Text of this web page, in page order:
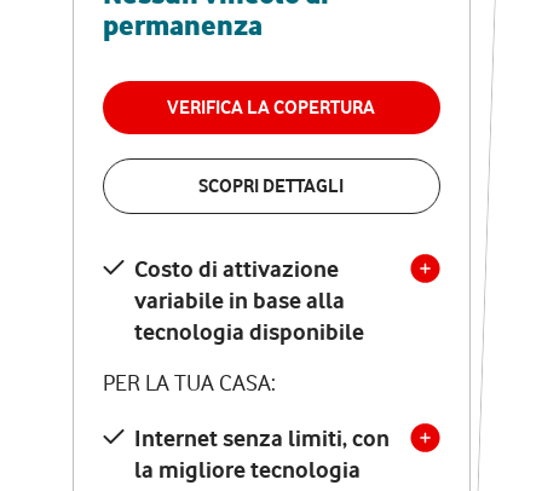
permanenza
VERIFICA LA COPERTURA
SCOPRI DETTAGLI
Costo di attivazione
variabile in base alla
tecnologia disponibile
PER LA TUA CASA:
Internet senza limiti, con
la migliore tecnologia
29,95€
permanenza
VERIFICA LA COPERTURA
Costo di attivazione
variabile in base alla
tecnologia disponibile
PER LA TUA CASA:
Internet senza limiti, con
la migliore tecnologia
Vodafone